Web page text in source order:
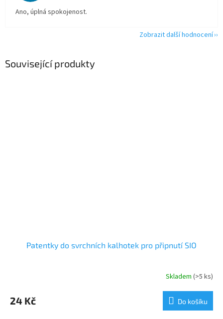
Související produkty
Patentky do svrchních kalhotek pro připnutí SIO
Skladem (>5 ks)
24 Kč Do košíku
Ano, úplná spokojenost.
Zobrazit další hodnocení